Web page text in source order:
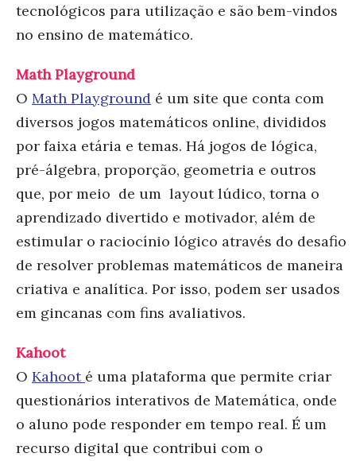
tecnológicos para utilização e são bem-vindos
no ensino de matemático.
Math Playground
O Math Playground é um site que conta com
diversos jogos matemáticos online, divididos
por faixa etária e temas. Há jogos de lógica,
pré-álgebra, proporção, geometria e outros
que, por meio de um layout lúdico, torna o
aprendizado divertido e motivador, além de
estimular o raciocínio lógico através do desafio
de resolver problemas matemáticos de maneira
criativa e analítica. Por isso, podem ser usados
em gincanas com fins avaliativos.
Kahoot
O Kahoot é uma plataforma que permite criar
questionários interativos de Matemática, onde
o aluno pode responder em tempo real. É um
recurso digital que contribui com o